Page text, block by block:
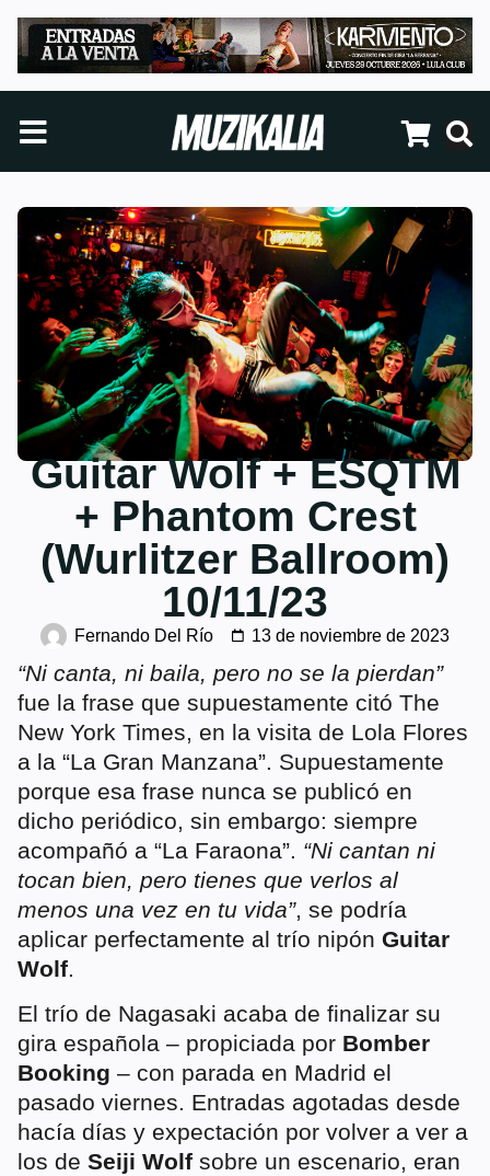
Guitar Wolf + ESQTM
+ Phantom Crest
(Wurlitzer Ballroom)
10/11/23
Fernando Del Río 13 de noviembre de 2023
“Ni canta, ni baila, pero no se la pierdan”
fue la frase que supuestamente citó The
New York Times, en la visita de Lola Flores
a la “La Gran Manzana”. Supuestamente
porque esa frase nunca se publicó en
dicho periódico, sin embargo: siempre
acompañó a “La Faraona”. “Ni cantan ni
tocan bien, pero tienes que verlos al
menos una vez en tu vida”, se podría
aplicar perfectamente al trío nipón Guitar
Wolf.
El trío de Nagasaki acaba de finalizar su
gira española – propiciada por Bomber
Booking – con parada en Madrid el
pasado viernes. Entradas agotadas desde
hacía días y expectación por volver a ver a
los de Seiji Wolf sobre un escenario, eran